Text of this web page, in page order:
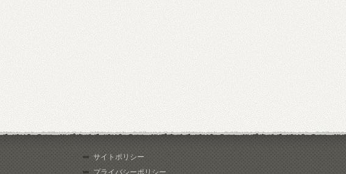
サイトポリシー
プライバシーポリシー